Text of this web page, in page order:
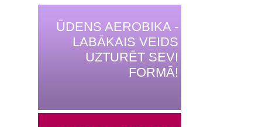
ŪDENS AEROBIKA -
LABĀKAIS VEIDS
UZTURĒT SEVI
FORMĀ!